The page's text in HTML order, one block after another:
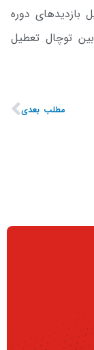
– به دلیل بازدیدهای دوره
توچال تعطیل
مطلب بعدی